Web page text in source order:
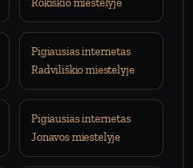
Pigiausias internetas
Radviliškio miestelyje
Pigiausias internetas
Jonavos miestelyje